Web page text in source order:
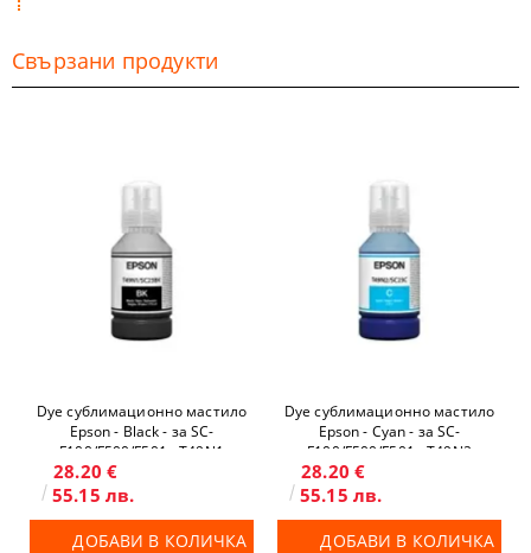
Свързани продукти
Dye сублимационно мастило
Epson - Black - за SC-
F100/F500/F501 - T49N1
28.20 €
55.15 лв.
ДОБАВИ В КОЛИЧКА
Dye сублимационно мастило
Epson - Cyan - за SC-
F100/F500/F501 - T49N2
28.20 €
55.15 лв.
ДОБАВИ В КОЛИЧКА